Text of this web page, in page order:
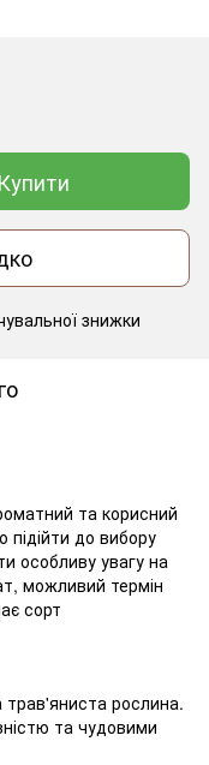
Купити
знижки
та корисний
до вибору
особливу увагу на
можливий термін
сорт
трав'яниста рослина.
та чудовими